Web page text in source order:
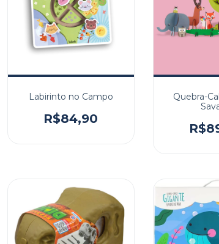
Labirinto no Campo
R$84,90
Quebra-